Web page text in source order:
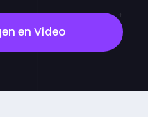
en Video